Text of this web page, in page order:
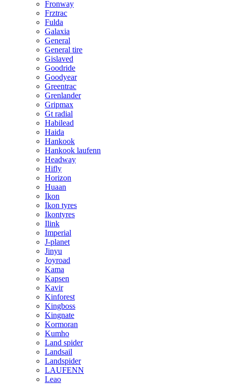
Fronway
Frztrac
Fulda
Galaxia
General
General tire
Gislaved
Goodride
Goodyear
Greentrac
Grenlander
Gripmax
Gt radial
Habilead
Haida
Hankook
Hankook laufenn
Headway
Hifly
Horizon
Huaan
Ikon
Ikon tyres
Ikontyres
Ilink
Imperial
J-planet
Jinyu
Joyroad
Kama
Kapsen
Kavir
Kinforest
Kingboss
Kingnate
Kormoran
Kumho
Land spider
Landsail
Landspider
LAUFENN
Leao